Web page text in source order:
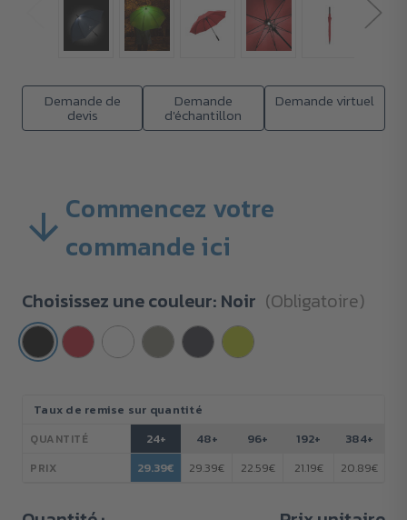
Demande de
devis
Demande
d'échantillon
Demande virtuel
Commencez votre
commande ici
Choisissez une couleur: Noir (Obligatoire)
Stock
actuel :
Taux de remise sur quantité
QUANTITÉ
PRIX
24+
29.39€
48+
29.39€
96+
22.59€
192+
21.19€
384+
20.89€